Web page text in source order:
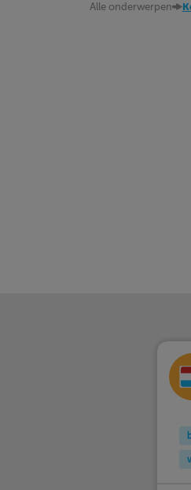
Alle onderwerpen